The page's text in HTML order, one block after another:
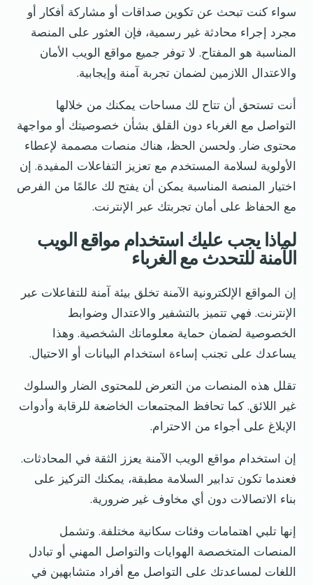
سواء كنت تبحث عن تكوين صداقات أو مشاركة أفكار أو
مجرد إجراء محادثة غير رسمية، فإن العثور على المنصة
المناسبة هو المفتاح. لا توفر جميع مواقع الويب الأمان
والاعتدال اللازمين لضمان تجربة آمنة وإيجابية.
أنت تستحق أن تتاح لك مساحات يمكنك من خلالها
التواصل مع الغرباء دون القلق بشأن خصوصيتك أو مواجهة
محتوى ضار. ولحسن الحظ، هناك منصات مصممة لإعطاء
الأولوية لسلامة المستخدم مع تعزيز التفاعلات المفيدة. إن
اختيار المنصة المناسبة يمكن أن يفتح لك عالمًا من الفرص
مع الحفاظ على أمان تجربتك عبر الإنترنت.
لماذا يجب عليك استخدام مواقع الويب
الآمنة للتحدث مع الغرباء
إن المواقع الإلكترونية الآمنة تخلق بيئة آمنة للتفاعلات عبر
الإنترنت. فهي تتميز بالتشفير والاعتدال وضوابط
الخصوصية لضمان حماية معلوماتك الشخصية. وهذا
يساعدك على تجنب إساءة استخدام البيانات أو الاحتيال.
تقلل هذه المنصات من التعرض للمحتوى الضار والسلوك
غير اللائق. كما تحافظ المجتمعات الخاضعة للرقابة وأدوات
الإبلاغ على أجواء من الاحترام.
إن استخدام مواقع الويب الآمنة يعزز الثقة في المحادثات.
فعندما تكون تدابير السلامة مطبقة، يمكنك التركيز على
بناء الاتصالات دون أي مخاوف غير ضرورية.
إنها تلبي اهتمامات وفئات سكانية مختلفة. وتشمل
المنصات المتخصصة الهوايات والتواصل المهني أو تبادل
اللغات لمساعدتك على التواصل مع أفراد متشابهين في